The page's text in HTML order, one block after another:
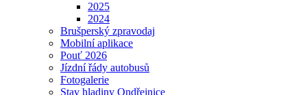
2025
2024
Brušperský zpravodaj
Mobilní aplikace
Pouť 2026
Jízdní řády autobusů
Fotogalerie
Stav hladiny Ondřejnice